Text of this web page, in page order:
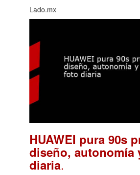
Lado.mx
HUAWEI pura 90s
diseño, autonomía
diaria.